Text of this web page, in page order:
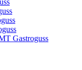
Gastroguss